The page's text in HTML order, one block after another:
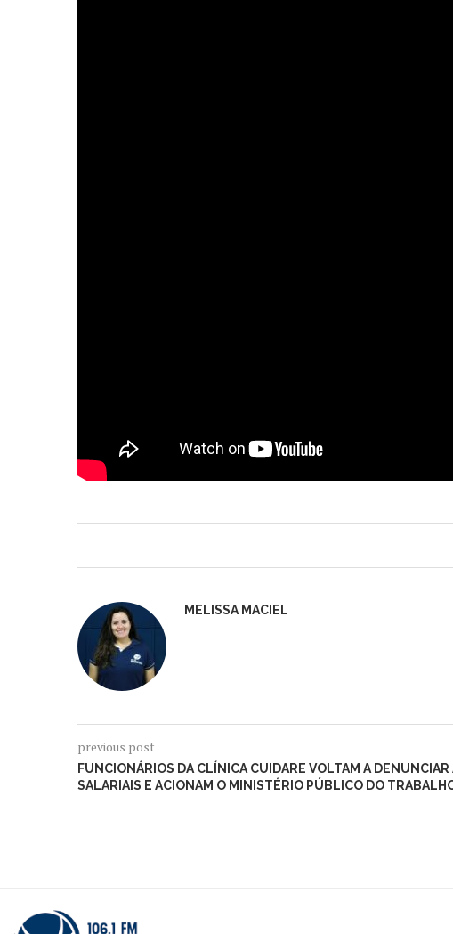
MELISSA MACIEL
previous post
FUNCIONÁRIOS DA CLÍNICA CUIDARE VOLTAM A DENUNCIAR
SALARIAIS E ACIONAM O MINISTÉRIO PÚBLICO DO